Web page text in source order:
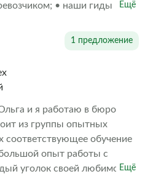
• наши гиды
проходят
на допуск к управлению
все маршруты и
незабываемые
Ещё
1 предложение
и я работаю в бюро
из группы опытных
обучение
опыт работы с
уголок своей любимойЕщё